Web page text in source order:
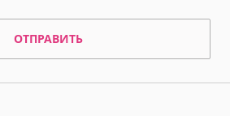
ОТПРАВИТЬ